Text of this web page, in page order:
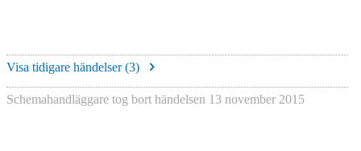
Visa tidigare händelser (3)
Schemahandläggare tog bort händelsen 13 november 2015